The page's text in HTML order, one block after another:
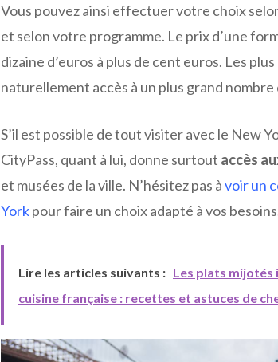
Vous pouvez ainsi effectuer votre choix
et selon votre programme. Le prix d’une
dizaine d’euros à plus de cent euros. Les
naturellement accès à un plus grand nombre
S’il est possible de tout visiter avec le New
CityPass, quant à lui, donne surtout accès
et musées de la ville. N’hésitez pas àvoir un
Yorkpour faire un choix adapté à vos
Lire les articles suivants : Les plats mijotés
cuisine française : recettes et astuces de